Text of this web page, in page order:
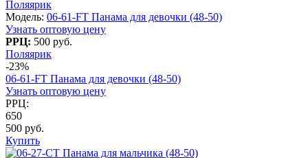
Поляярик
Модель: 06-61-FT Панама для девочки (48-50)
Узнать оптовую цену
РРЦ: 500 руб.
Поляярик
-23%
06-61-FT Панама для девочки (48-50)
Узнать оптовую цену
РРЦ:
650
500 руб.
Купить